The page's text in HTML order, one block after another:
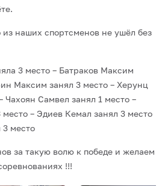
из наших спортсменов не ушёл без
3 место – Батраков Максим
Максим занял 3 место – Херунц
Чахоян Самвел занял 1 место –
место – Эдиев Кемал занял 3 место
3 место
за такую волю к победе и желаем
!!!